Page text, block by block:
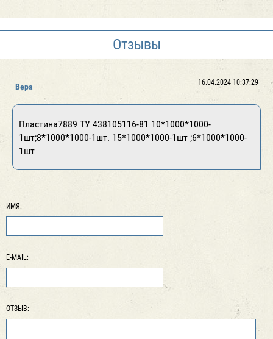
Отзывы
Вера 16.04.2024 10:37:29
Пластина7889 ТУ 438105116-81 10*1000*1000-
1шт;8*1000*1000-1шт. 15*1000*1000-1шт ;6*1000*1000-
1шт
ИМЯ:
E-MAIL:
ОТЗЫВ: